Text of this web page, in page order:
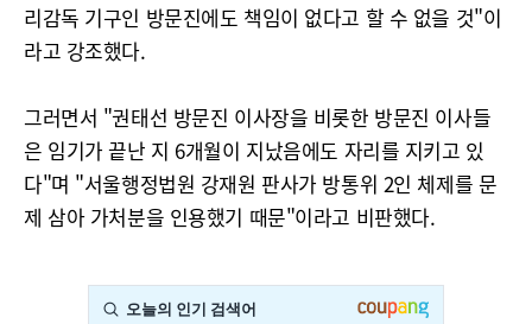
리감독 기구인 방문진에도 책임이 없다고 할 수 없을 것"이
라고 강조했다.
그러면서 "권태선 방문진 이사장을 비롯한 방문진 이사들
은 임기가 끝난 지 6개월이 지났음에도 자리를 지키고 있
다"며 "서울행정법원 강재원 판사가 방통위 2인 체제를 문
제 삼아 가처분을 인용했기 때문"이라고 비판했다.